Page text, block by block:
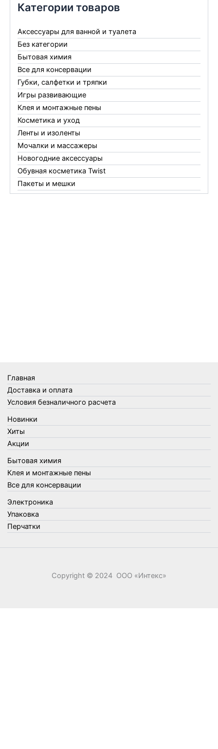
Категории товаров
Аксессуары для ванной и туалета
Без категории
Бытовая химия
Все для консервации
Губки, салфетки и тряпки
Игры развивающие
Клея и монтажные пены
Косметика и уход
Ленты и изоленты
Мочалки и массажеры
Новогодние аксессуары
Обувная косметика Twist
Пакеты и мешки
Перчатки
Товары для кухни
Товары для сада и огорода
Товары для туризма и отдыха
Упаковка
Утеплители и прочее
Фонари, лампы и удлинители
Хозяйственные товары
Швабры, стекломои, черенки и насадки
Шнуры, веревки и шпагаты
Электроника
Элементы питания
Главная
Доставка и оплата
Условия безналичного расчета
Новинки
Хиты
Акции
Бытовая химия
Клея и монтажные пены
Все для консервации
Электроника
Упаковка
Перчатки
Copyright © 2024 ООО «‎Интекс»‎